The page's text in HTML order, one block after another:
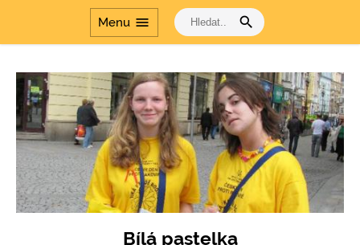
Menu menu search
Cesta dějinami a Cesta
dějinami - období
Bílá pastelka